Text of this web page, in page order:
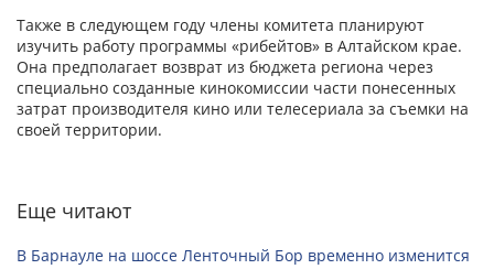
Также в следующем году члены комитета планируют
изучить работу программы «рибейтов» в Алтайском крае.
Она предполагает возврат из бюджета региона через
специально созданные кинокомиссии части понесенных
затрат производителя кино или телесериала за съемки на
своей территории.
Еще читают
В Барнауле на шоссе Ленточный Бор временно изменится